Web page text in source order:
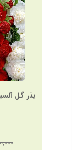
بذر گل
200,000